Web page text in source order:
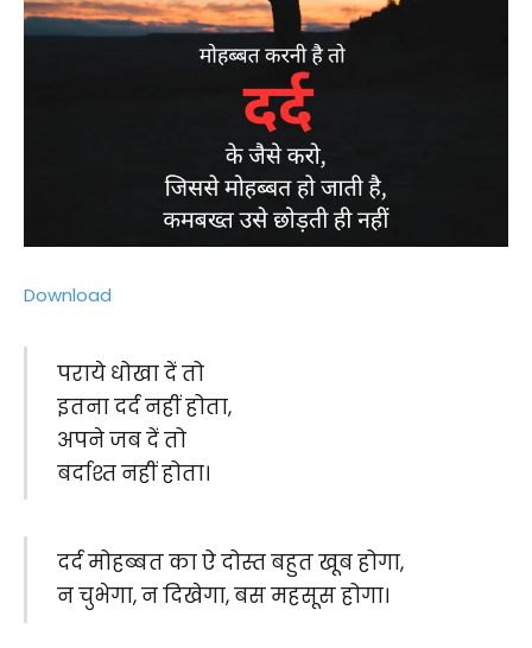
Download
पराये धोखा दें तो
इतना दर्द नहीं होता,
अपने जब दें तो
बर्दाश्त नहीं होता।
दर्द मोहब्बत का ऐ दोस्त बहुत खूब होगा,
न चुभेगा, न दिखेगा, बस महसूस होगा।